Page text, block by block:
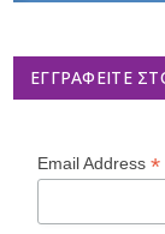
ΕΓΓΡΑΦΕΊΤΕ
Email Address *